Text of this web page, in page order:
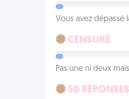
Vous avez dépassé
CENSURÉ
Pas une ni deux
50